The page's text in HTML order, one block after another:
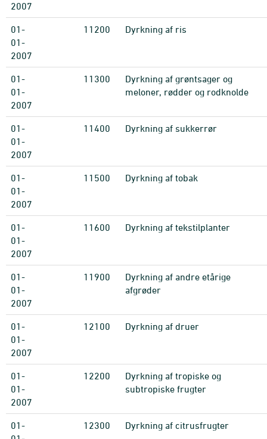
2007
01-
01-
2007
11200 Dyrkning af ris
01-
01-
2007
11300
Dyrkning af grøntsager og
meloner, rødder og rodknolde
01-
01-
2007
11400 Dyrkning af sukkerrør
01-
01-
2007
11500 Dyrkning af tobak
01-
01-
2007
11600 Dyrkning af tekstilplanter
01-
01-
2007
11900
Dyrkning af andre etårige
afgrøder
01-
01-
2007
12100 Dyrkning af druer
01-
01-
2007
12200
Dyrkning af tropiske og
subtropiske frugter
01-
12300 Dyrkning af citrusfrugter